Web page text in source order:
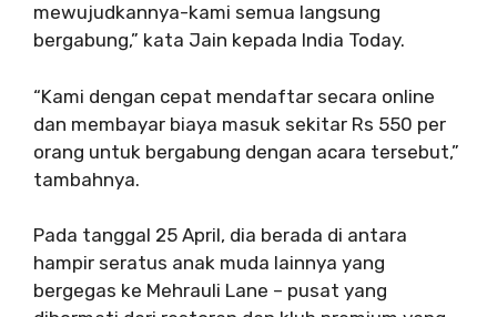
mewujudkannya-kami semua langsung
bergabung,” kata Jain kepada India Today.
“Kami dengan cepat mendaftar secara online
dan membayar biaya masuk sekitar Rs 550 per
orang untuk bergabung dengan acara tersebut,”
tambahnya.
Pada tanggal 25 April, dia berada di antara
hampir seratus anak muda lainnya yang
bergegas ke Mehrauli Lane – pusat yang